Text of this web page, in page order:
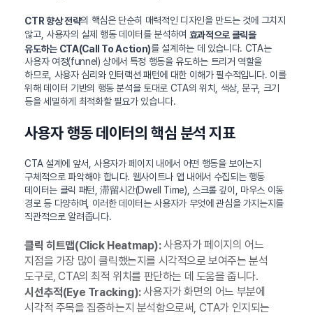
CTR 향상 전략의 핵심은 단순히 매력적인 디자인을 만드는 것에 그치지
않고, 사용자의 실제 행동 데이터를 분석하여 효과적으로 클릭을
유도하는 CTA(Call To Action)를 설계하는 데 있습니다. CTA는
사용자 여정(funnel) 상에서 특정 행동을 유도하는 트리거 역할을
하므로, 사용자 심리와 인터랙션 패턴에 대한 이해가 필수적입니다. 이를
위해 데이터 기반의 행동 분석을 토대로 CTA의 위치, 색상, 문구, 크기
등을 세밀하게 최적화할 필요가 있습니다.
사용자 행동 데이터의 핵심 분석 지표
CTA 설계에 앞서, 사용자가 페이지 내에서 어떤 행동을 보이는지
구체적으로 파악해야 합니다. 웹사이트나 앱 내에서 수집되는 행동
데이터는 클릭 패턴, 滞留시간(Dwell Time), 스크롤 깊이, 마우스 이동
경로 등 다양하며, 이러한 데이터는 사용자가 무엇에 관심을 가지는지를
직관적으로 알려줍니다.
클릭 히트맵(Click Heatmap):사용자가 페이지의 어느
지점을 가장 많이 클릭했는지를 시각적으로 보여주는 분석
도구로, CTA의 최적 위치를 판단하는 데 도움을 줍니다.
시선추적(Eye Tracking):사용자가 화면의 어느 부분에
시각적 주목을 집중하는지 분석함으로써, CTA가 인지되는